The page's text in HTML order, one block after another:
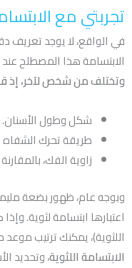
تجربتي مع
في الواقع، لا يوجد تعريف
الابتسامة هذا المصطلح
وتختلف من شخص لآخر، إذ قد
شكل وطول الأسنان.
طريقة تحرك الشفاه
زاوية الفك،
وبوجه عام، ظهور بضعة
اعتبارها ابتسامة لثوية.
اللثوية)، يمكنك ترتيب
الابتسامة اللثوية، وتحديد